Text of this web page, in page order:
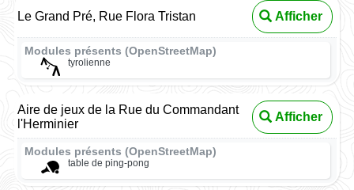
Le Grand Pré, Rue Flora Tristan Afficher
Modules présents (OpenStreetMap)
tyrolienne
Aire de jeux de la Rue du Commandant
l'Herminier
Afficher
Modules présents (OpenStreetMap)
table de ping-pong